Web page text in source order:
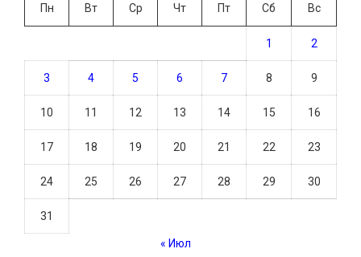
Пн
Вт Ср Чт Пт Сб Вс
1 2
3 4 5 6 7 8 9
10 11 12 13 14 15 16
17 18 19 20 21 22 23
24 25 26 27 28 29 30
31
« Июл